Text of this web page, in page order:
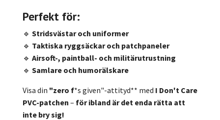
Perfekt för:
🔹 Stridsvästar och uniformer
🔹 Taktiska ryggsäckar och patchpaneler
🔹 Airsoft-, paintball- och militärutrustning
🔹 Samlare och humorälskare
Visa din "zero f*s given"-attityd** med I Don't Care
PVC-patchen – för ibland är det enda rätta att
inte bry sig!